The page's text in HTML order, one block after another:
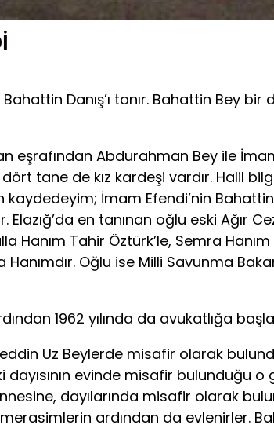
Danış’ı tanır. Bahattin Bey bir
Abdurahman Bey ile
dört tane de kız kardeşi vardır. Halil
kaydedeyim; İmam Efendi’nin
en tanınan oğlu eski Ağır
Hanım Tahir Öztürk’le, Semra
Oğlu ise Milli Savunma
1962 yılında da avukatlığa
Uz Beylerde misafir olarak
evinde misafir bulunduğu o
dayılarında misafir olarak
ardından da evlenirler.